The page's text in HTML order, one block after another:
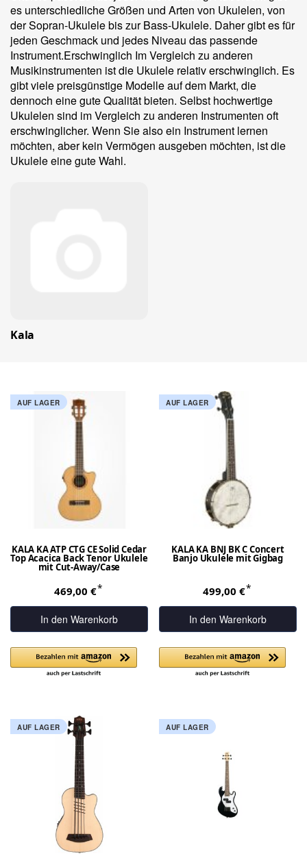
es unterschiedliche Größen und Arten von Ukulelen, von
der Sopran-Ukulele bis zur Bass-Ukulele. Daher gibt es für
jeden Geschmack und jedes Niveau das passende
Instrument.Erschwinglich Im Vergleich zu anderen
Musikinstrumenten ist die Ukulele relativ erschwinglich. Es
gibt viele preisgünstige Modelle auf dem Markt, die
dennoch eine gute Qualität bieten. Selbst hochwertige
Ukulelen sind im Vergleich zu anderen Instrumenten oft
erschwinglicher. Wenn Sie also ein Instrument lernen
möchten, aber kein Vermögen ausgeben möchten, ist die
Ukulele eine gute Wahl.
Kala
AUF LAGER
KALA KA ATP CTG CE Solid Cedar
Top Acacica Back Tenor Ukulele
mit Cut-Away/Case
469,00 €*
In den Warenkorb
AUF LAGER
KALA KA BNJ BK C Concert
Banjo Ukulele mit Gigbag
499,00 €*
In den Warenkorb
AUF LAGER AUF LAGER